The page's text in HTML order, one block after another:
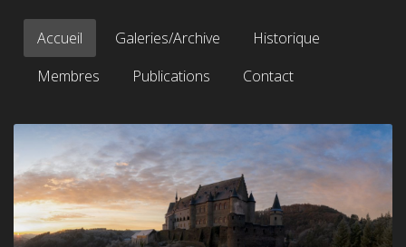
Accueil Galeries/Archive
Historique
Membres
Publications Contact